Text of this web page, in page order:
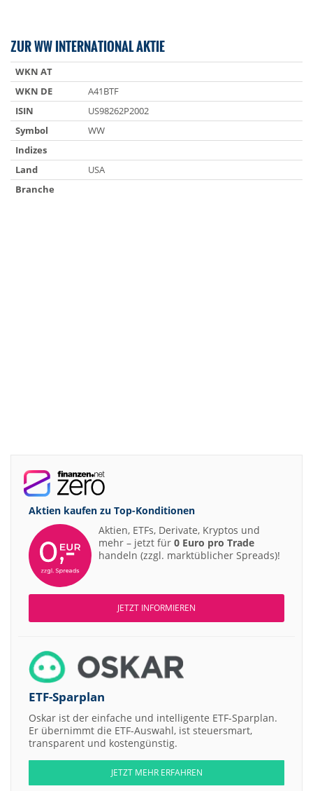
ZUR WW INTERNATIONAL AKTIE
WKN AT
WKN DE
A41BTF
ISIN
US98262P2002
Symbol
WW
Indizes
Land
USA
Branche
Aktien kaufen zu Top-Konditionen
Aktien, ETFs, Derivate, Kryptos und
mehr – jetzt für 0 Euro pro Trade
handeln (zzgl. marktüblicher Spreads)!
JETZT INFORMIEREN
ETF-Sparplan
Oskar ist der einfache und intelligente ETF-Sparplan.
Er übernimmt die ETF-Auswahl, ist steuersmart,
transparent und kostengünstig.
JETZT MEHR ERFAHREN